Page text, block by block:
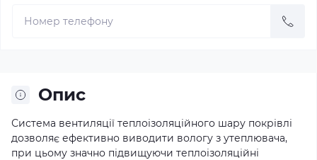
Опис
Система вентиляції теплоізоляційного шару покрівлі
дозволяє ефективно виводити вологу з утеплювача,
при цьому значно підвищуючи теплоізоляційні